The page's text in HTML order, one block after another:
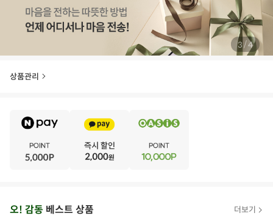
4 /4
상품관리
아오! 감동 베스트 상품 더보기